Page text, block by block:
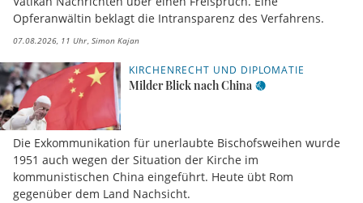
Opferanwältin beklagt die Intransparenz des Verfahrens.
07.08.2026, 11 Uhr Simon Kajan
KIRCHENRECHT UND DIPLOMATIE
Milder Blick nach China
Die Exkommunikation für unerlaubte Bischofsweihen wurde
1951 auch wegen der Situation der Kirche im
kommunistischen China eingeführt. Heute übt Rom
gegenüber dem Land Nachsicht.